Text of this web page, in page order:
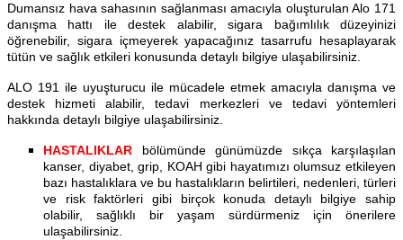
Dumansız hava sahasının sağlanması amacıyla oluşturulan Alo 171
danışma hattı ile destek alabilir, sigara bağımlılık düzeyinizi
öğrenebilir, sigara içmeyerek yapacağınız tasarrufu hesaplayarak
tütün ve sağlık etkileri konusunda detaylı bilgiye ulaşabilirsiniz.
ALO 191 ile uyuşturucu ile mücadele etmek amacıyla danışma ve
destek hizmeti alabilir, tedavi merkezleri ve tedavi yöntemleri
hakkında detaylı bilgiye ulaşabilirsiniz.
HASTALIKLAR bölümünde günümüzde sıkça karşılaşılan
kanser, diyabet, grip, KOAH gibi hayatımızı olumsuz etkileyen
bazı hastalıklara ve bu hastalıkların belirtileri, nedenleri, türleri
ve risk faktörleri gibi birçok konuda detaylı bilgiye sahip
olabilir, sağlıklı bir yaşam sürdürmeniz için önerilere
ulaşabilirsiniz.